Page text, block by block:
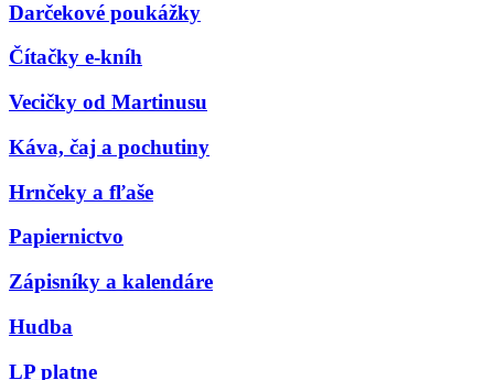
Darčekové poukážky
Čítačky e-kníh
Vecičky od Martinusu
Káva, čaj a pochutiny
Hrnčeky a fľaše
Papiernictvo
Zápisníky a kalendáre
Hudba
LP platne